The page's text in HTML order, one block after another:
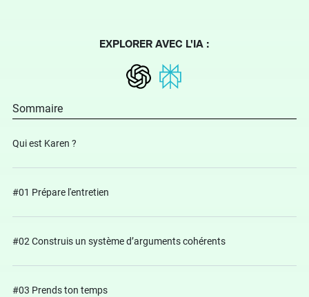
EXPLORER AVEC L'IA :
Sommaire
Qui est Karen ?
#01 Prépare l'entretien
#02 Construis un système d’arguments cohérents
#03 Prends ton temps